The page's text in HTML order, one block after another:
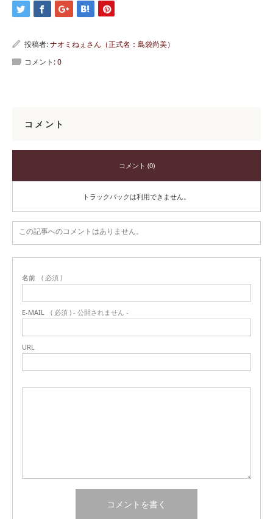
投稿者:ナオミねぇさん（正式名：島袋尚美）
コメント:0
コメント
コメント (0)
トラックバックは利用できません。
この記事へのコメントはありません。
名前 ( 必須 )
E-MAIL ( 必須 ) - 公開されません -
URL